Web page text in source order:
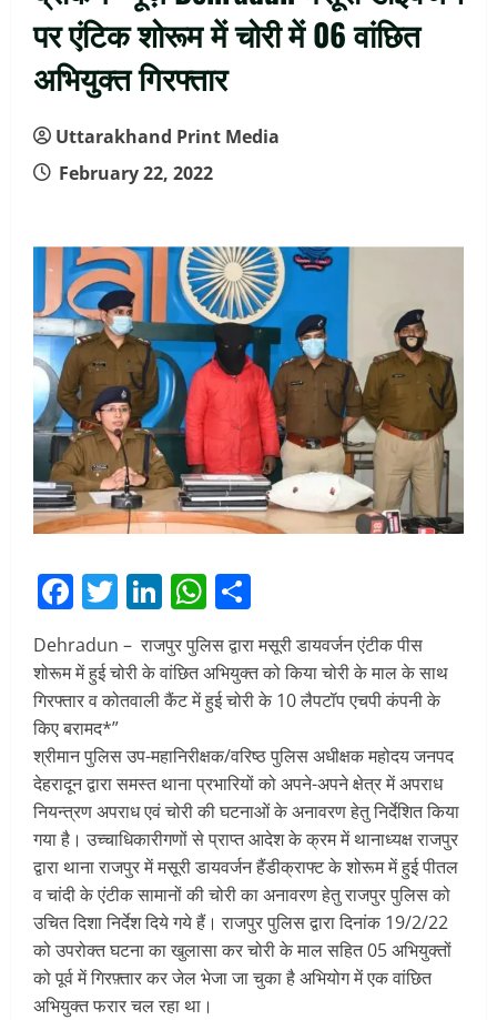
पर एंटिक शोरूम में चोरी में 06 वांछित
अभियुक्त गिरफ्तार
Uttarakhand Print Media
February 22, 2022
Facebook
Twitter
LinkedIn
WhatsApp
Dehradun – राजपुर पुलिस द्वारा मसूरी डायवर्जन एंटीक पीस
शोरूम में हुई चोरी के वांछित अभियुक्त को किया चोरी के माल के साथ
गिरफ्तार व कोतवाली कैंट में हुई चोरी के 10 लैपटॉप एचपी कंपनी के
किए बरामद*”
श्रीमान पुलिस उप-महानिरीक्षक/वरिष्ठ पुलिस अधीक्षक महोदय जनपद
देहरादून द्वारा समस्त थाना प्रभारियों को अपने-अपने क्षेत्र में अपराध
नियन्त्रण अपराध एवं चोरी की घटनाओं के अनावरण हेतु निर्देशित किया
गया है। उच्चाधिकारीगणों से प्राप्त आदेश के क्रम में थानाध्यक्ष राजपुर
द्वारा थाना राजपुर में मसूरी डायवर्जन हैंडीक्राफ्ट के शोरूम में हुई पीतल
व चांदी के एंटीक सामानों की चोरी का अनावरण हेतु राजपुर पुलिस को
उचित दिशा निर्देश दिये गये हैं। राजपुर पुलिस द्वारा दिनांक 19/2/22
को उपरोक्त घटना का खुलासा कर चोरी के माल सहित 05 अभियुक्तों
को पूर्व में गिरफ़्तार कर जेल भेजा जा चुका है अभियोग में एक वांछित
अभियुक्त फरार चल रहा था।